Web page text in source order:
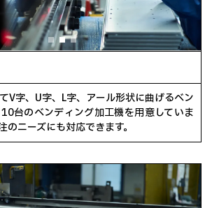
V字、U字、L字、アール形状に曲げるベン
台のベンディング加工機を用意していま
のニーズにも対応できます。